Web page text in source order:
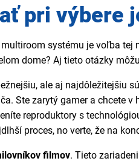
pri výbere
systému je voľba
dome? Aj tieto otázky
ale aj najdôležitejšiu
Ste zarytý gamer a chcete
reproduktory s
proces, no verte, že na
filmov. Tieto